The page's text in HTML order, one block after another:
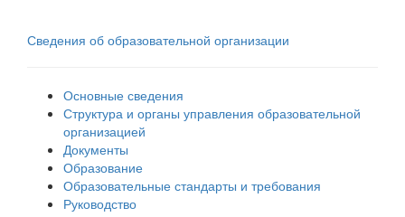
Сведения об образовательной организации
Основные сведения
Структура и органы управления образовательной
организацией
Документы
Образование
Образовательные стандарты и требования
Руководство